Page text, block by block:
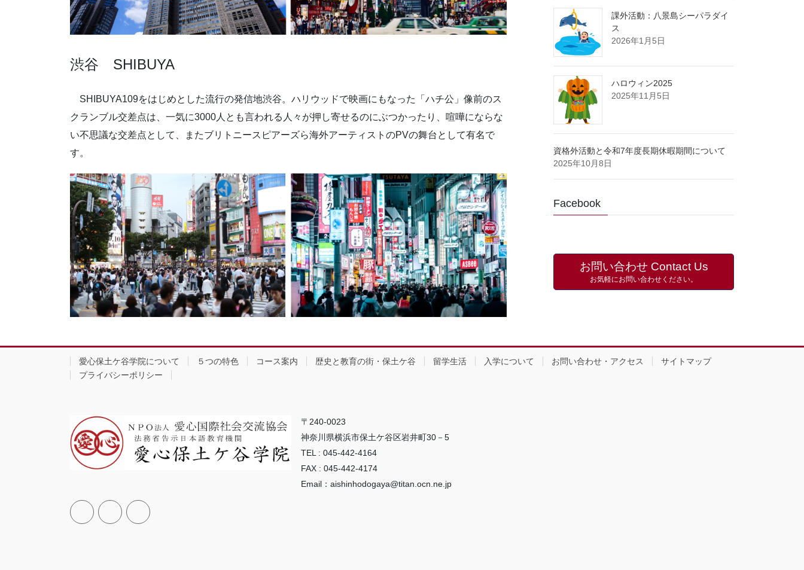
渋谷 SHIBUYA
SHIBUYA109をはじめとした流行の発信地渋谷。ハリウッドで映画にもなった「ハチ公」像前のス
クランブル交差点は、一気に3000人とも言われる人々が押し寄せるのにぶつかったり、喧嘩にならな
い不思議な交差点として、またブリトニースピアーズら海外アーティストのPVの舞台として有名で
す。
課外活動：八景島シーパラダイ
ス
2026年1月5日
ハロウィン2025
2025年11月5日
資格外活動と令和7年度長期休暇期間について
2025年10月8日
Facebook
お問い合わせ Contact Us
お気軽にお問い合わせください。
愛心保土ケ谷学院について ５つの特色 コース案内 歴史と教育の街・保土ケ谷 留学生活 入学について お問い合わせ・アクセス
サイトマップ
プライバシーポリシー
〒240-0023
神奈川県横浜市保土ケ谷区岩井町30－5
TEL : 045-442-4164
FAX : 045-442-4174
Email：aishinhodogaya@titan.ocn.ne.jp